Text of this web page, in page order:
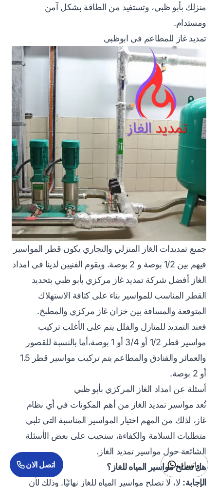
منزلك بأبو ظبي، وتستفيد من الطاقة بشكل آمن
ومستدام.
تمديد غاز للمطاعم في ابوظبي
جميع تمديدات الغاز المنزلي والتجاري يكون قطر المواسير
فيهم بين 1/2 بوصة و 2 بوصة. ويقوم الفنيين لدينا في امداد
الغاز أفضل شركةتمديد غاز مركزي بأبو ظبي بتحديد
القطر المناسب للمواسير بناء على كثافة الاستهلاك
المتوقعة والمسافة بين خزان غاز مركزي والمطبخ.
فعند التمديد للمنازل والفلل يتم على الأغلب تركيب
مواسير قطر 1/2 أو 3/4 أو 1 بوصة،أما بالنسبة للقصور
والعمائر والفنادق والمطاعم يتم تركيب مواسير قطر 1.5
أو 2 بوصة.
أسئلة عن امداد الغاز المركزي بأبو ظبي
تُعد مواسير تمديد الغاز من أهم المكونات في أي نظام
غاز، لذلك من المهم اختيار المواسير المناسبة التي تلبي
متطلبات السلامة والكفاءة، سنجيب على بعض الأسئلة
الشائعة حول مواسير تمديد الغاز.
هل تصلح مواسير المياه للغاز؟
الإجابة: لا، لا تصلح مواسير المياه للغاز نهائيًا. وذلك لأن
اتصل الان واتساب